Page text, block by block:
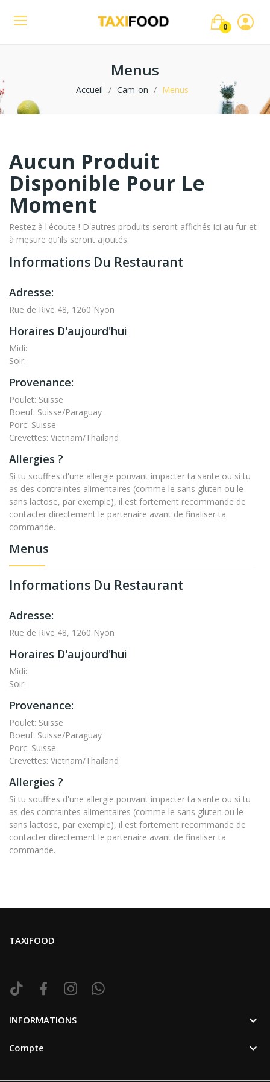
0
Menus
Accueil Cam-on Menus
Menus
Informations Du Restaurant
Adresse:
Rue de Rive 48, 1260 Nyon
Horaires D'aujourd'hui
Midi:
Soir:
Provenance:
Poulet: Suisse
Boeuf: Suisse/Paraguay
Porc: Suisse
Crevettes: Vietnam/Thailand
Allergies ?
Si tu souffres d'une allergie pouvant impacter ta sante ou si tu
as des contraintes alimentaires (comme le sans gluten ou le
sans lactose, par exemple), il est fortement recommande de
contacter directement le partenaire avant de finaliser ta
commande.
Aucun Produit
Disponible Pour Le
Moment
Restez à l'écoute ! D'autres produits seront affichés ici au fur et
à mesure qu'ils seront ajoutés.
Informations Du Restaurant
Adresse:
Rue de Rive 48, 1260 Nyon
Horaires D'aujourd'hui
Midi:
Soir:
Provenance:
Poulet: Suisse
Boeuf: Suisse/Paraguay
Porc: Suisse
Crevettes: Vietnam/Thailand
Allergies ?
Si tu souffres d'une allergie pouvant impacter ta sante ou si tu
as des contraintes alimentaires (comme le sans gluten ou le
sans lactose, par exemple), il est fortement recommande de
contacter directement le partenaire avant de finaliser ta
commande.
TAXIFOOD
INFORMATIONS 
Compte 